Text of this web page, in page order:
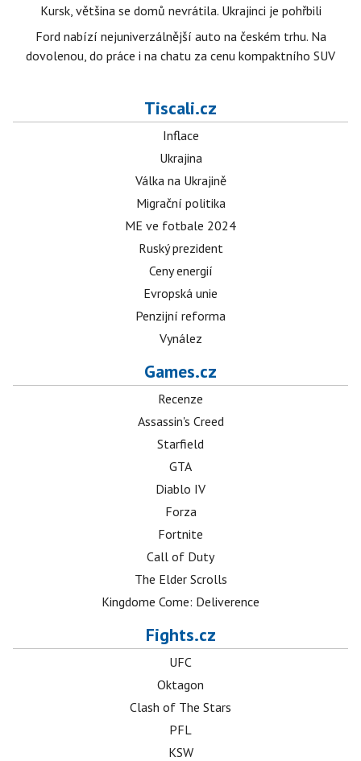
Kursk, většina se domů nevrátila. Ukrajinci je pohřbili
Ford nabízí nejuniverzálnější auto na českém trhu. Na
dovolenou, do práce i na chatu za cenu kompaktního SUV
Tiscali.cz
Inflace
Ukrajina
Válka na Ukrajině
Migrační politika
ME ve fotbale 2024
Ruský prezident
Ceny energií
Evropská unie
Penzijní reforma
Vynález
Games.cz
Recenze
Assassin's Creed
Starfield
GTA
Diablo IV
Forza
Fortnite
Call of Duty
The Elder Scrolls
Kingdome Come: Deliverence
Fights.cz
UFC
Oktagon
Clash of The Stars
PFL
KSW